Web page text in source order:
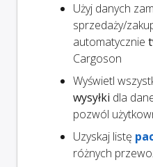
Użyj danych
sprzedaży/
automatycznie
Cargoson
Wyświetl
wysyłki dla
pozwól
Uzyskaj listę
różnych